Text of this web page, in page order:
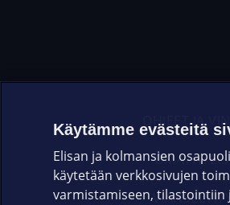
OHJEET JA
Käytämme evästeitä
Elisan ja kolmansien
käytetään verkkosivujen
varmistamiseen, tilastointiin